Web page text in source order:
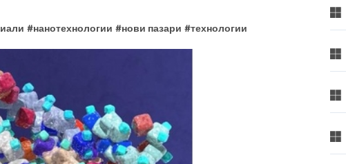
#нанотехнологии #нови пазари #технологии